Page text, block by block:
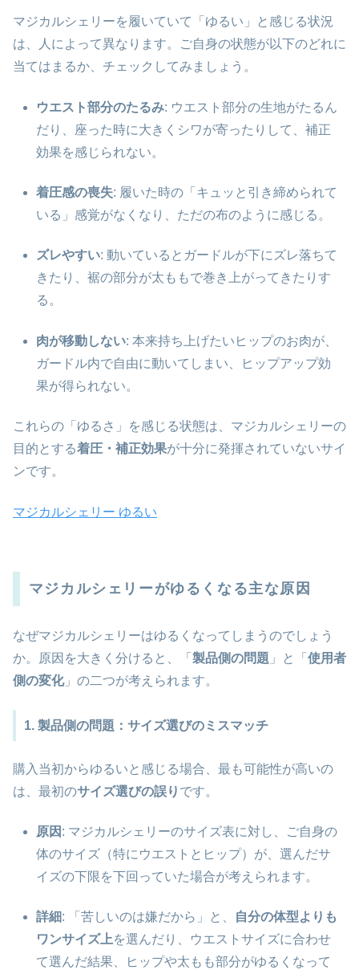
マジカルシェリーを履いていて「ゆるい」と感じる状況
は、人によって異なります。ご自身の状態が以下のどれに
当てはまるか、チェックしてみましょう。
ウエスト部分のたるみ: ウエスト部分の生地がたるん
だり、座った時に大きくシワが寄ったりして、補正
効果を感じられない。
着圧感の喪失: 履いた時の「キュッと引き締められて
いる」感覚がなくなり、ただの布のように感じる。
ズレやすい: 動いているとガードルが下にズレ落ちて
きたり、裾の部分が太ももで巻き上がってきたりす
る。
肉が移動しない: 本来持ち上げたいヒップのお肉が、
ガードル内で自由に動いてしまい、ヒップアップ効
果が得られない。
これらの「ゆるさ」を感じる状態は、マジカルシェリーの
目的とする着圧・補正効果が十分に発揮されていないサイ
ンです。
マジカルシェリー ゆるい
マジカルシェリーがゆるくなる主な原因
なぜマジカルシェリーはゆるくなってしまうのでしょう
か。原因を大きく分けると、「 製品側の問題 」と「 使用者
側の変化」の二つが考えられます。
1. 製品側の問題：サイズ選びのミスマッチ
購入当初からゆるいと感じる場合、最も可能性が高いの
は、最初のサイズ選びの誤り です。
原因 : マジカルシェリーのサイズ表に対し、ご自身の
体のサイズ（特にウエストとヒップ）が、選んだサ
イズの下限を下回っていた場合が考えられます。
詳細: 「苦しいのは嫌だから」と、
自分の体型よりも
ワンサイズ上を選んだり、ウエストサイズに合わせ
て選んだ結果、ヒップや太もも部分がゆるくなって